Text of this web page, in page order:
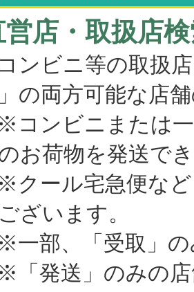
営店・取扱店
ンビニ等の取扱
の両方可能な店
ビニまたは一
お荷物を発送で
ル宅急便など
ざいます。
、「受取」の
送」のみの店